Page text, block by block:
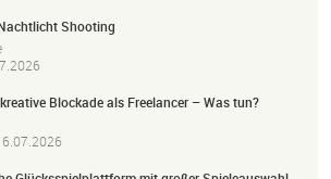
Shooting
kreative Blockade als Freelancer – Was tun?